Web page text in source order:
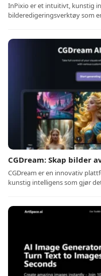
InPixio er et intuitivt, kunstig
bilderedigeringsverktøy som
CGDream: Skap bilder
CGDream er en innovativ
kunstig intelligens som gjør